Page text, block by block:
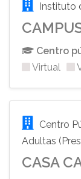
Instituto
Centro
Virtual
Centro
Adultas
CASA